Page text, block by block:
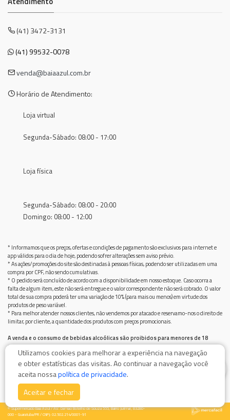
(41) 3472-3131
(41) 99532-0078
venda@baiaazul.com.br
Horário de Atendimento:
Loja virtual
Segunda-Sábado: 08:00 - 17:00
Loja física
Segunda-Sábado: 08:00 - 20:00
Domingo: 08:00 - 12:00
* Informamos que os preços, ofertas e condições de pagamento são exclusivos para internet e
app válidos para o dia de hoje, podendo sofrer alterações sem aviso prévio.
* As ações/promoções do site são destinadas à pessoas físicas, podendo ser utilizadas em uma
compra por CPF, não sendo cumulativas.
* O pedido será concluído de acordo com a disponibilidade em nosso estoque. Caso ocorra a
falta de algum item, este não será entregue e o valor correspondente não será cobrado. O valor
total de sua compra poderá ter uma variação de 10% (para mais ou menos) em virtude dos
produtos de peso variável.
* Para melhor atender nossos clientes, não vendemos por atacado e reservamo-nos o direito de
limitar, por cliente, a quantidade dos produtos com preços promocionais.
A venda e o consumo de bebidas alcoólicas são proibidos para menores de 18
anos.
Bebida alcoólica pode causar dependência química e, em excesso, provoca graves males à saúde.
Beba com moderação
© Supermercado Baía Azul / AV. Damiao Botelho de Souza 555, Bairro Jurimar, 83280-
000 - Guaratuba/PR / CNPJ: 02.502.214/0001-91
Utilizamos cookies para melhorar a experiência na navegação
e obter estatísticas das visitas. Ao continuar a navegação você
aceita nossapolítica de privacidade.
Aceitar e fechar